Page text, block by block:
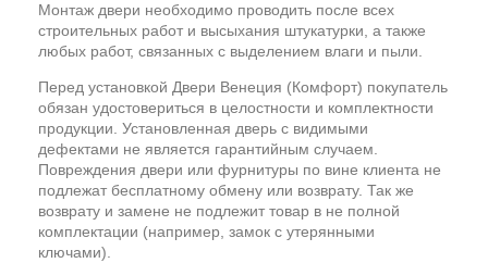
Монтаж двери необходимо проводить после всех
строительных работ и высыхания штукатурки, а также
любых работ, связанных с выделением влаги и пыли.
Перед установкой Двери Венеция (Комфорт) покупатель
обязан удостовериться в целостности и комплектности
продукции. Установленная дверь с видимыми
дефектами не является гарантийным случаем.
Повреждения двери или фурнитуры по вине клиента не
подлежат бесплатному обмену или возврату. Так же
возврату и замене не подлежит товар в не полной
комплектации (например, замок с утерянными
ключами).